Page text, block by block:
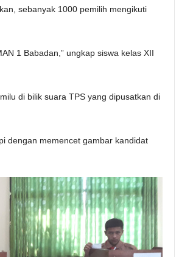
sebanyak 1000 pemilih mengikuti
1 Babadan,” ungkap siswa kelas XII
di bilik suara TPS yang dipusatkan di
dengan memencet gambar kandidat